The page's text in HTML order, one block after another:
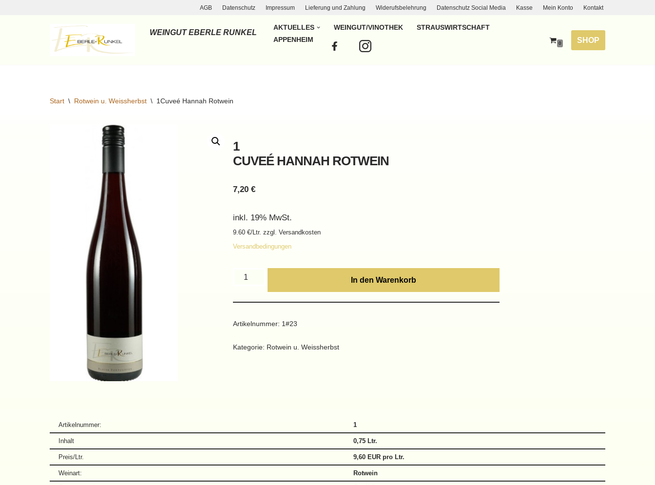
AGB Datenschutz Impressum Lieferung und Zahlung Widerufsbelehrung Datenschutz Social Media Kasse Mein Konto Kontakt
WEINGUT EBERLE RUNKEL
AKTUELLES WEINGUT/VINOTHEK
STRAUSWIRTSCHAFT
APPENHEIM
0 SHOP
Start \ Rotwein u. Weissherbst \ 1Cuveé Hannah Rotwein
1
CUVEÉ HANNAH ROTWEIN
7,20€
inkl. 19% MwSt.
9.60 €/Ltr. zzgl. Versandkosten
Versandbedingungen
In den Warenkorb
Artikelnummer: 1#23
Kategorie: Rotwein u. Weissherbst
Artikelnummer: 1
Inhalt 0,75 Ltr.
Preis/Ltr. 9,60 EUR pro Ltr.
Weinart: Rotwein